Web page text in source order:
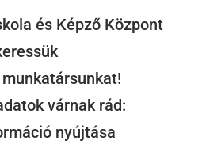
és Képző Központ
várnak rád:
nyújtása